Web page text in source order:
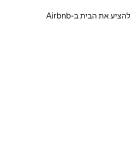
להציע את הבית ב-Airbnb